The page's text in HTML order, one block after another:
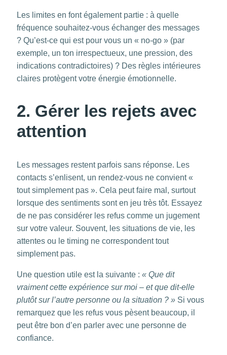
Les limites en font également partie : à quelle
fréquence souhaitez-vous échanger des messages
? Qu’est-ce qui est pour vous un « no-go » (par
exemple, un ton irrespectueux, une pression, des
indications contradictoires) ? Des règles intérieures
claires protègent votre énergie émotionnelle.
2. Gérer les rejets avec
attention
Les messages restent parfois sans réponse. Les
contacts s’enlisent, un rendez-vous ne convient «
tout simplement pas ». Cela peut faire mal, surtout
lorsque des sentiments sont en jeu très tôt. Essayez
de ne pas considérer les refus comme un jugement
sur votre valeur. Souvent, les situations de vie, les
attentes ou le timing ne correspondent tout
simplement pas.
Une question utile est la suivante : « Que dit
vraiment cette expérience sur moi – et que dit-elle
plutôt sur l’autre personne ou la situation ? »Si vous
remarquez que les refus vous pèsent beaucoup, il
peut être bon d’en parler avec une personne de
confiance.